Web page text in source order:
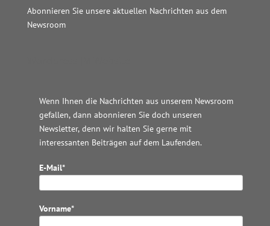
Abonnieren Sie unsere aktuellen Nachrichten aus dem
Newsroom
Wenn Ihnen die Nachrichten aus unserem Newsroom
gefallen, dann abonnieren Sie doch unseren
Newsletter, denn wir halten Sie gerne mit
interessanten Beiträgen auf dem Laufenden.
E-Mail*
Vorname*